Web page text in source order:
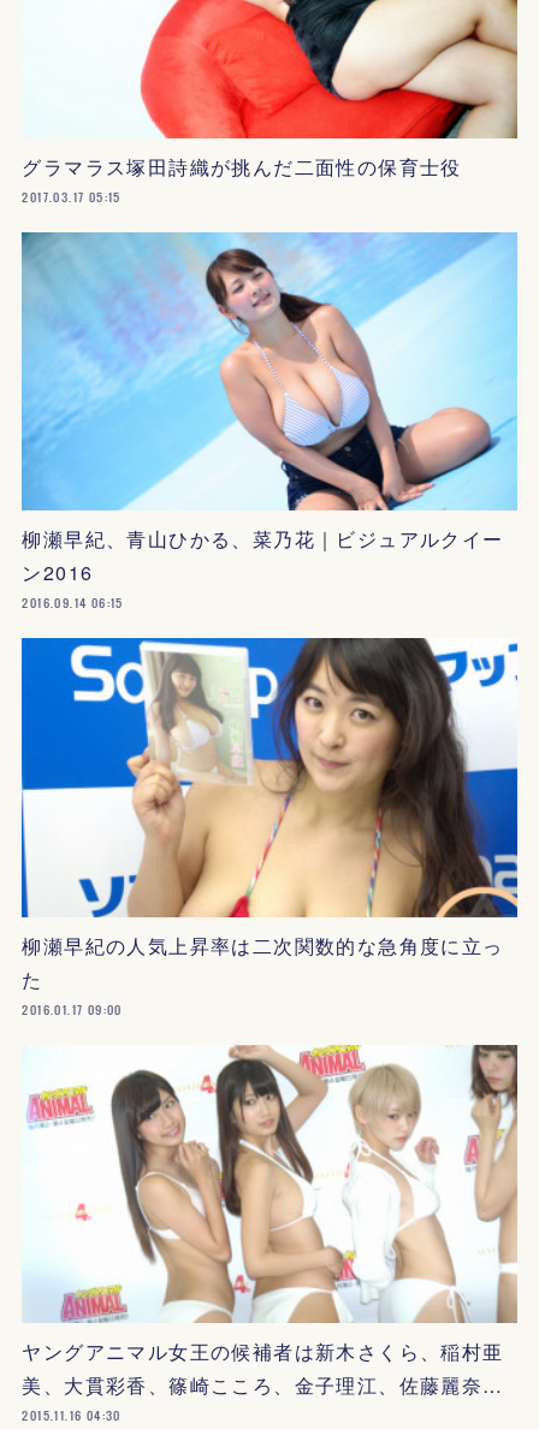
グラマラス塚田詩織が挑んだ二面性の保育士役
2017.03.17 05:15
柳瀬早紀、青山ひかる、菜乃花｜ビジュアルクイー
ン2016
2016.09.14 06:15
柳瀬早紀の人気上昇率は二次関数的な急角度に立っ
た
2016.01.17 09:00
ヤングアニマル女王の候補者は新木さくら、稲村亜
美、大貫彩香、篠崎こころ、金子理江、佐藤麗奈…
2015.11.16 04:30